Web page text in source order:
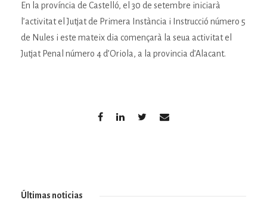
En la província de Castelló, el 30 de setembre iniciarà
l’activitat el Jutjat de Primera Instància i Instrucció número 5
de Nules i este mateix dia començarà la seua activitat el
Jutjat Penal número 4 d’Oriola, a la provincia d’Alacant.
Últimas noticias